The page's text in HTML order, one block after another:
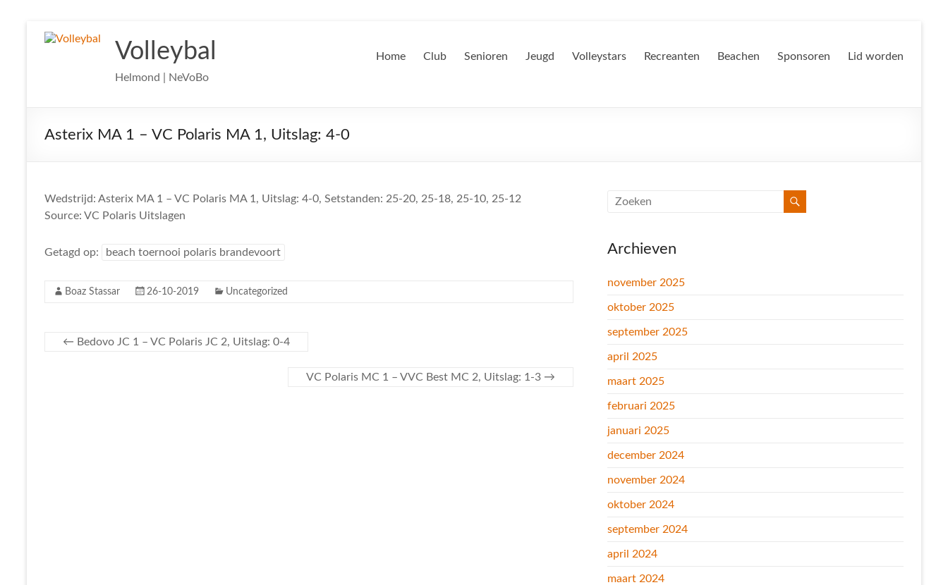
naar
Volleybal
Helmond | NeVoBo
Home Club Senioren Jeugd Volleystars Recreanten Beachen Sponsoren Lid worden
Asterix MA 1 – VC Polaris MA 1, Uitslag: 4-0
Wedstrijd: Asterix MA 1 – VC Polaris MA 1, Uitslag: 4-0, Setstanden: 25-20, 25-18, 25-10, 25-12
Source: VC Polaris Uitslagen
Getagd op: beach toernooi polaris brandevoort
Boaz Stassar 26-10-2019 Uncategorized
← Bedovo JC 1 – VC Polaris JC 2, Uitslag: 0-4
VC Polaris MC 1 – VVC Best MC 2, Uitslag: 1-3 →
Archieven
november 2025
oktober 2025
september 2025
april 2025
maart 2025
februari 2025
januari 2025
december 2024
november 2024
oktober 2024
september 2024
april 2024
maart 2024